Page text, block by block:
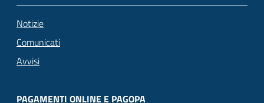
Notizie
Comunicati
Avvisi
PAGAMENTI ONLINE E PAGOPA